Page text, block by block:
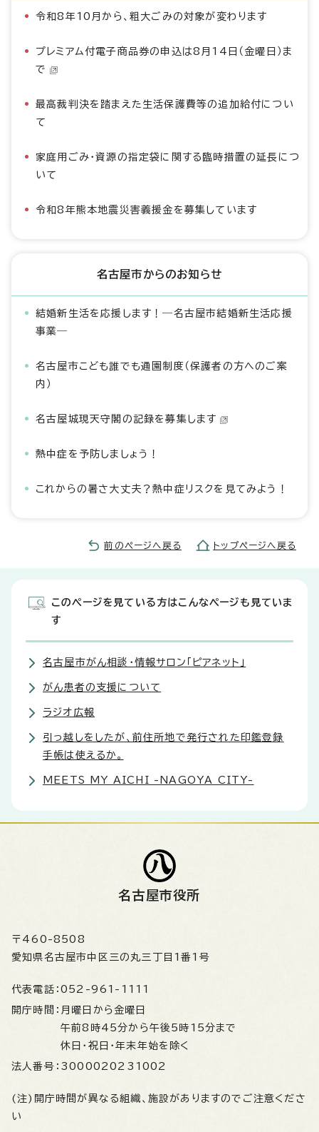
令和8年10月から、粗大ごみの対象が変わります
プレミアム付電子商品券の申込は8月14日（金曜日）ま
で
最高裁判決を踏まえた生活保護費等の追加給付につい
て
家庭用ごみ・資源の指定袋に関する臨時措置の延長につ
いて
令和8年熊本地震災害義援金を募集しています
名古屋市からのお知らせ
結婚新生活を応援します！―名古屋市結婚新生活応援
事業―
名古屋市こども誰でも通園制度（保護者の方へのご案
内）
名古屋城現天守閣の記録を募集します
熱中症を予防しましょう！
これからの暑さ大丈夫？熱中症リスクを見てみよう！
前のページへ戻る トップページへ戻る
このページを見ている方はこんなページも見ていま
す
名古屋市がん相談・情報サロン「ピアネット」
がん患者の支援について
ラジオ広報
引っ越しをしたが、前住所地で発行された印鑑登録
手帳は使えるか。
MEETS MY AICHI -NAGOYA CITY-
名古屋市役所
〒460-8508
愛知県名古屋市中区三の丸三丁目1番1号
代表電話： 052-961-1111
開庁時間： 月曜日から金曜日
午前8時45分から午後5時15分まで
休日・祝日・年末年始を除く
法人番号： 3000020231002
(注)開庁時間が異なる組織、施設がありますのでご注意くださ
い